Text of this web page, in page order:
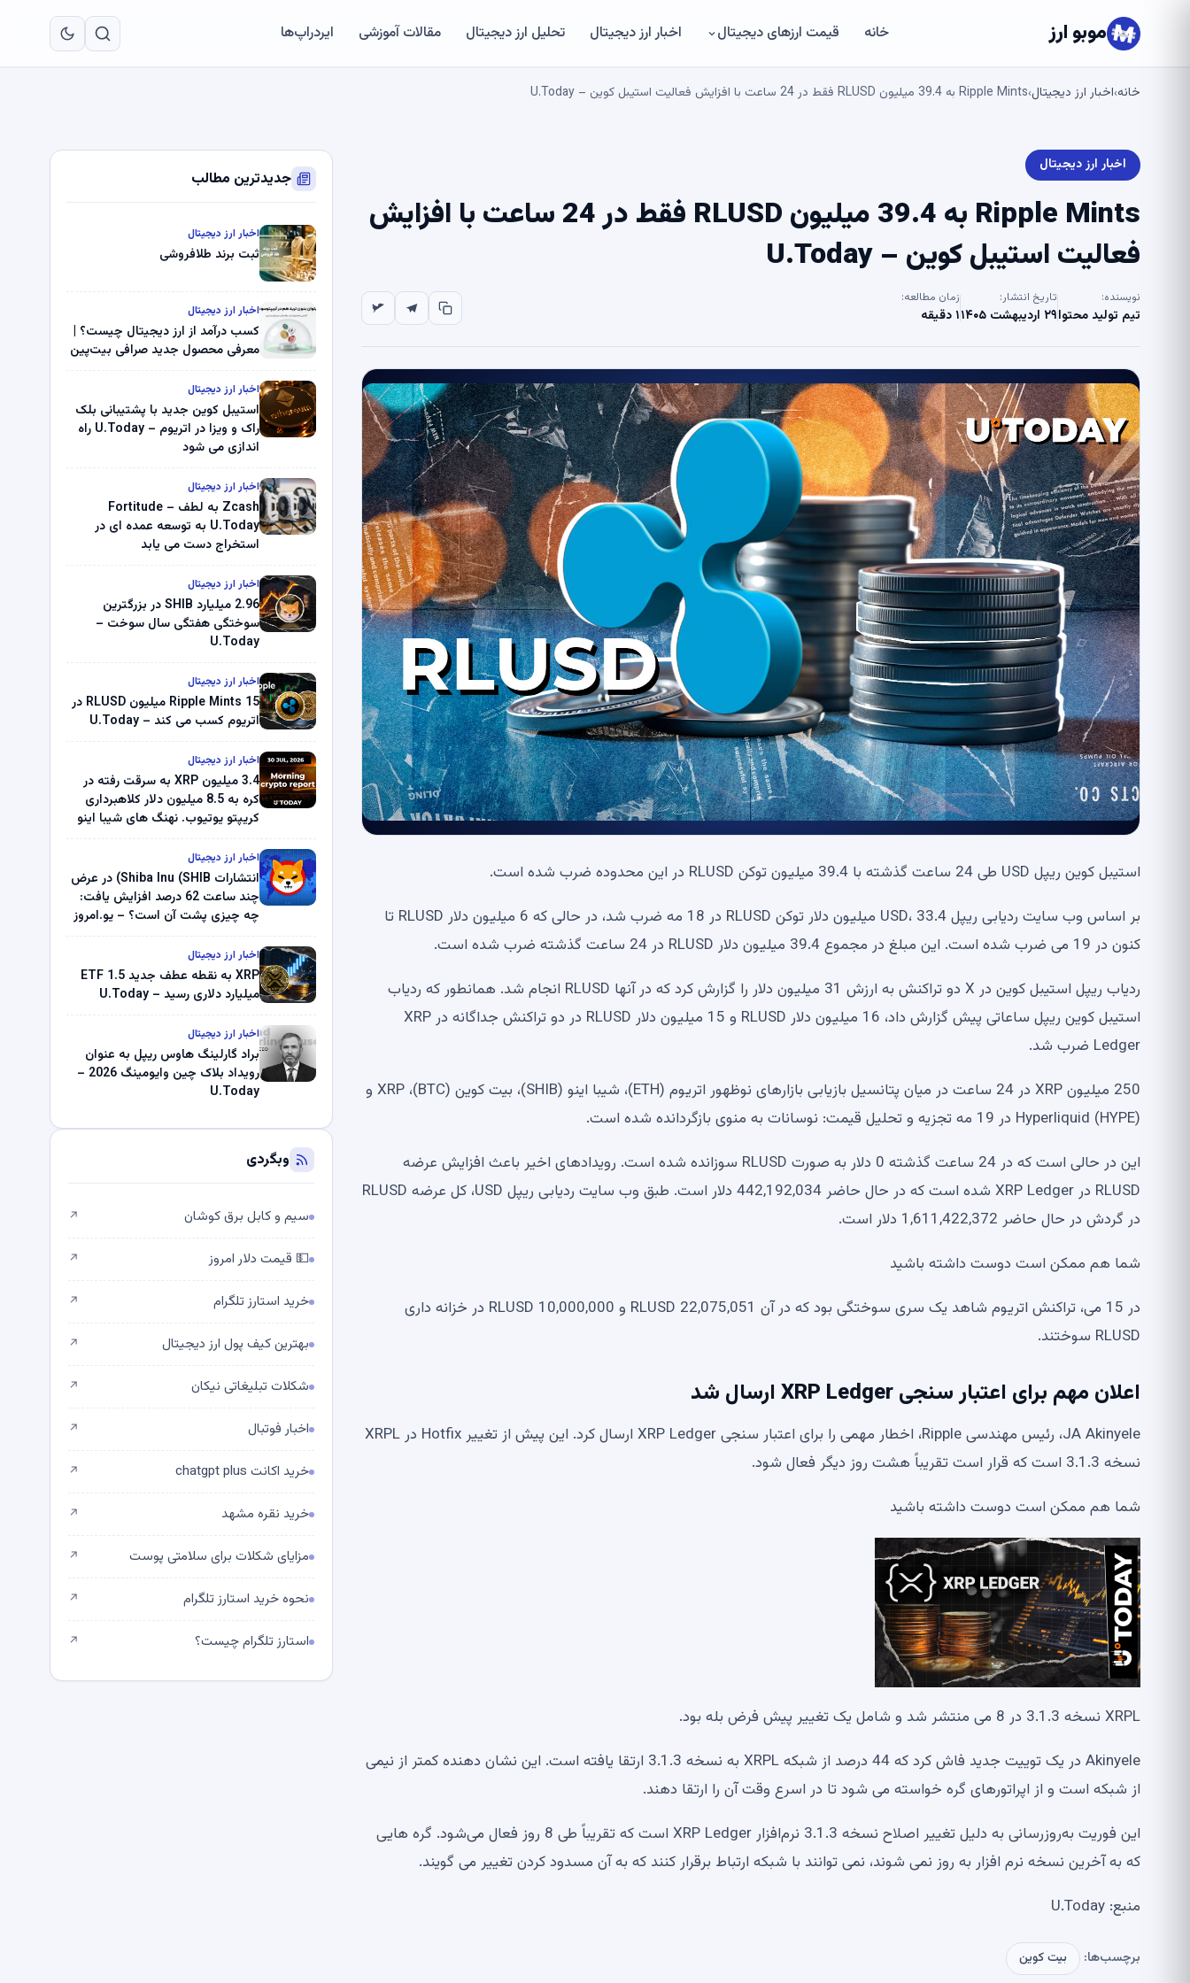
موبو ارز خانه قیمت ارزهای دیجیتال اخبار ارز دیجیتال تحلیل ارز دیجیتال مقالات آموزشی ایردراپ‌ها
خانه›اخبار ارز دیجیتال›Ripple Mints به 39.4 میلیون RLUSD فقط در 24 ساعت با افزایش فعالیت استیبل کوین – U.Today
اخبار ارز دیجیتال
Ripple Mints به 39.4 میلیون RLUSD فقط در 24 ساعت با افزایش
فعالیت استیبل کوین – U.Today
نویسنده:
تیم تولید محتوا
تاریخ انتشار:
۲۹ اردیبهشت ۱۴۰۵
زمان مطالعه:
۱ دقیقه
استیبل کوین ریپل USD طی 24 ساعت گذشته با 39.4 میلیون توکن RLUSD در این محدوده ضرب شده است.
بر اساس وب سایت ردیابی ریپل USD، 33.4 میلیون دلار توکن RLUSD در 18 مه ضرب شد، در حالی که 6 میلیون دلار RLUSD تا
کنون در 19 می ضرب شده است. این مبلغ در مجموع 39.4 میلیون دلار RLUSD در 24 ساعت گذشته ضرب شده است.
ردیاب ریپل استیبل کوین در X دو تراکنش به ارزش 31 میلیون دلار را گزارش کرد که در آنها RLUSD انجام شد. همانطور که ردیاب
استیبل کوین ریپل ساعاتی پیش گزارش داد، 16 میلیون دلار RLUSD و 15 میلیون دلار RLUSD در دو تراکنش جداگانه در XRP
Ledger ضرب شد.
250 میلیون XRP در 24 ساعت در میان پتانسیل بازیابی بازارهای نوظهور اتریوم (ETH)، شیبا اینو (SHIB)، بیت کوین (BTC)، XRP و
Hyperliquid (HYPE) در 19 مه تجزیه و تحلیل قیمت: نوسانات به منوی بازگردانده شده است.
این در حالی است که در 24 ساعت گذشته 0 دلار به صورت RLUSD سوزانده شده است. رویدادهای اخیر باعث افزایش عرضه
RLUSD در XRP Ledger شده است که در حال حاضر 442,192,034 دلار است. طبق وب سایت ردیابی ریپل USD، کل عرضه RLUSD
در گردش در حال حاضر 1,611,422,372 دلار است.
شما هم ممکن است دوست داشته باشید
در 15 می، تراکنش اتریوم شاهد یک سری سوختگی بود که در آن 22,075,051 RLUSD و 10,000,000 RLUSD در خزانه داری
RLUSD سوختند.
اعلان مهم برای اعتبار سنجی XRP Ledger ارسال شد
JA Akinyele، رئیس مهندسی Ripple، اخطار مهمی را برای اعتبار سنجی XRP Ledger ارسال کرد. این پیش از تغییر Hotfix در XRPL
نسخه 3.1.3 است که قرار است تقریباً هشت روز دیگر فعال شود.
شما هم ممکن است دوست داشته باشید
XRPL نسخه 3.1.3 در 8 می منتشر شد و شامل یک تغییر پیش فرض بله بود.
Akinyele در یک توییت جدید فاش کرد که 44 درصد از شبکه XRPL به نسخه 3.1.3 ارتقا یافته است. این نشان دهنده کمتر از نیمی
از شبکه است و از اپراتورهای گره خواسته می شود تا در اسرع وقت آن را ارتقا دهند.
این فوریت به‌روزرسانی به دلیل تغییر اصلاح نسخه 3.1.3 نرم‌افزار XRP Ledger است که تقریباً طی 8 روز فعال می‌شود. گره هایی
که به آخرین نسخه نرم افزار به روز نمی شوند، نمی توانند با شبکه ارتباط برقرار کنند که به آن مسدود کردن تغییر می گویند.
منبع: U.Today
برچسب‌ها: بیت کوین
جدیدترین مطالب
اخبار ارز دیجیتال
ثبت برند طلافروشی
اخبار ارز دیجیتال
کسب درآمد از ارز دیجیتال چیست؟ |
معرفی محصول جدید صرافی بیت‌پین
اخبار ارز دیجیتال
استیبل کوین جدید با پشتیبانی بلک
راک و ویزا در اتریوم – U.Today راه
اندازی می شود
اخبار ارز دیجیتال
Zcash به لطف Fortitude –
U.Today به توسعه عمده ای در
استخراج دست می یابد
اخبار ارز دیجیتال
2.96 میلیارد SHIB در بزرگترین
سوختگی هفتگی سال سوخت –
U.Today
اخبار ارز دیجیتال
Ripple Mints 15 میلیون RLUSD در
اتریوم کسب می کند – U.Today
اخبار ارز دیجیتال
3.4 میلیون XRP به سرقت رفته در
کره به 8.5 میلیون دلار کلاهبرداری
کریپتو یوتیوب. نهنگ های شیبا اینو
میلیون دلار U-Turn در بیت کوین را
ثبت کرد – گزارش کریپتو صبح –
U.Today
اخبار ارز دیجیتال
انتشارات Shiba Inu (SHIB) در عرض
چند ساعت 62 درصد افزایش یافت:
چه چیزی پشت آن است؟ – یو.امروز
اخبار ارز دیجیتال
XRP به نقطه عطف جدید ETF 1.5
میلیارد دلاری رسید – U.Today
اخبار ارز دیجیتال
براد گارلینگ هاوس ریپل به عنوان
رویداد بلاک چین وایومینگ 2026 –
U.Today
وبگردی
سیم و کابل برق کوشان ↗
💵 قیمت دلار امروز ↗
خرید استارز تلگرام ↗
بهترین کیف پول ارز دیجیتال ↗
شکلات تبلیغاتی نیکان ↗
اخبار فوتبال ↗
خرید اکانت chatgpt plus ↗
خرید نقره مشهد ↗
مزایای شکلات برای سلامتی پوست ↗
نحوه خرید استارز تلگرام ↗
استارز تلگرام چیست؟ ↗